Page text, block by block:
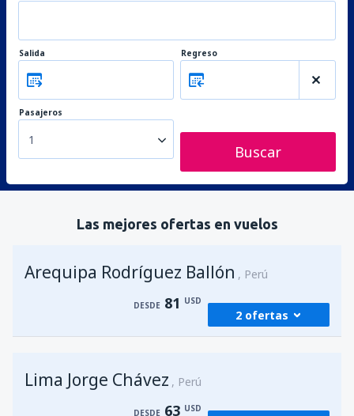
Salida Regreso
Pasajeros
1
Buscar
Las mejores ofertas en vuelos
Arequipa Rodríguez Ballón Perú
DESDE 81 USD
2 ofertas
DESDE 81USD
Lima Jorge Chávez Perú
DESDE 63 USD